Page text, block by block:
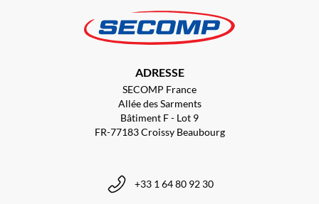
ADRESSE
SECOMP France
Allée des Sarments
Bâtiment F - Lot 9
FR-77183 Croissy Beaubourg
+33 1 64 80 92 30